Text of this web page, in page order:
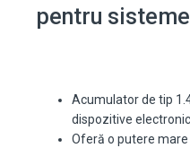
pentru
Acumulator de tip
dispozitive
Oferă o putere